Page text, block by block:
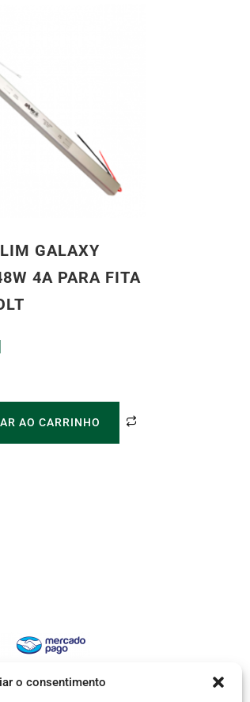
o consentimento
GALAXY
4A PARA FITA
AO CARRINHO